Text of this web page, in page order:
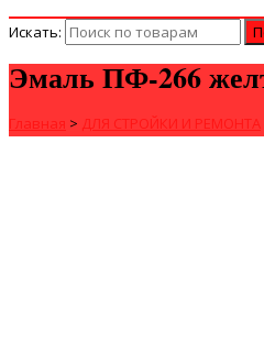
Искать:
Эмаль ПФ-266
Главная > ДЛЯ СТРОЙКИ И РЕМОНТА